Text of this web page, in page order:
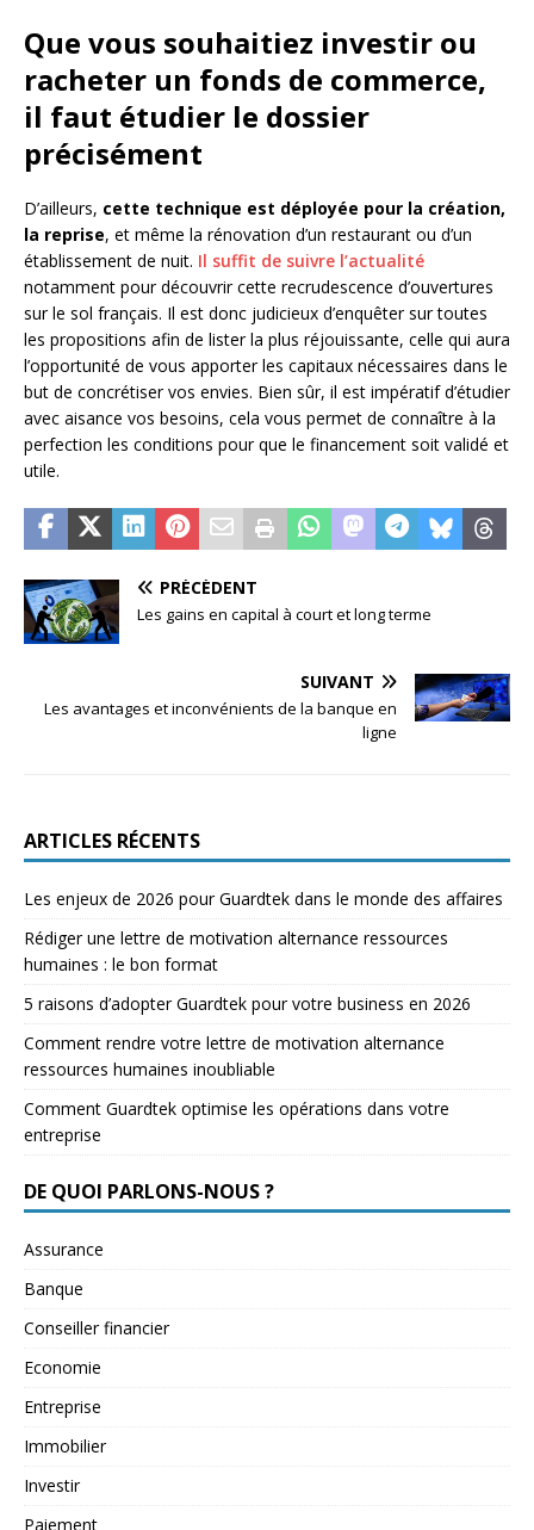
Que vous souhaitiez investir ou
racheter un fonds de commerce,
il faut étudier le dossier
précisément
D’ailleurs, cette technique est déployée pour la création,
la reprise, et même la rénovation d’un restaurant ou d’un
établissement de nuit. Il suffit de suivre l’actualité
notamment pour découvrir cette recrudescence d’ouvertures
sur le sol français. Il est donc judicieux d’enquêter sur toutes
les propositions afin de lister la plus réjouissante, celle qui aura
l’opportunité de vous apporter les capitaux nécessaires dans le
but de concrétiser vos envies. Bien sûr, il est impératif d’étudier
avec aisance vos besoins, cela vous permet de connaître à la
perfection les conditions pour que le financement soit validé et
utile.
PRÉCÉDENT
Les gains en capital à court et long terme
SUIVANT
Les avantages et inconvénients de la banque en
ligne
ARTICLES RÉCENTS
Les enjeux de 2026 pour Guardtek dans le monde des affaires
Rédiger une lettre de motivation alternance ressources
humaines : le bon format
5 raisons d’adopter Guardtek pour votre business en 2026
Comment rendre votre lettre de motivation alternance
ressources humaines inoubliable
Comment Guardtek optimise les opérations dans votre
entreprise
DE QUOI PARLONS-NOUS ?
Assurance
Banque
Conseiller financier
Economie
Entreprise
Immobilier
Investir
Paiement